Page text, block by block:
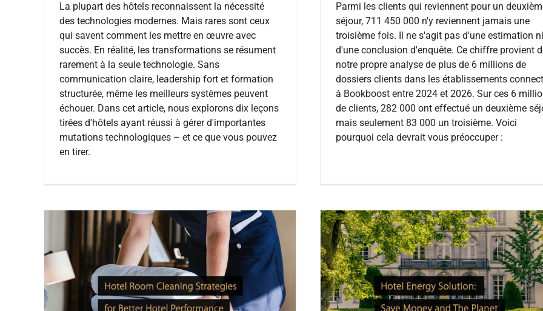
La plupart des hôtels reconnaissent la nécessité
des technologies modernes. Mais rares sont ceux
qui savent comment les mettre en œuvre avec
succès. En réalité, les transformations se résument
rarement à la seule technologie. Sans
communication claire, leadership fort et formation
structurée, même les meilleurs systèmes peuvent
échouer. Dans cet article, nous explorons dix leçons
tirées d'hôtels ayant réussi à gérer d'importantes
mutations technologiques – et ce que vous pouvez
en tirer.
Parmi les clients qui reviennent pour un
séjour, 711 450 000 n'y reviennent jamais une
troisième fois. Il ne s'agit pas d'une estimation ni
d'une conclusion d'enquête. Ce chiffre provient
notre propre analyse de plus de 6 millions de
dossiers clients dans les établissements
à Bookboost entre 2024 et 2026. Sur ces 6
de clients, 282 000 ont effectué un deuxième
mais seulement 83 000 un troisième. Voici
pourquoi cela devrait vous préoccuper :